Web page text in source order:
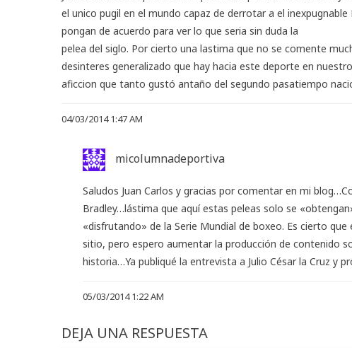
el unico pugil en el mundo capaz de derrotar a el
pongan de acuerdo para ver lo que seria sin duda la
pelea del siglo. Por cierto una lastima que no se comente
desinteres generalizado que hay hacia este deporte en
aficcion que tanto gustó antaño del segundo pasatiempo
04/03/2014 1:47 AM
micolumnadeportiva
Saludos Juan Carlos y gracias por comentar en mi
Bradley…lástima que aquí estas peleas solo se
«disfrutando» de la Serie Mundial de boxeo. Es cierto
sitio, pero espero aumentar la producción de contenido
historia…Ya publiqué la entrevista a Julio César la Cruz y
05/03/2014 1:22 AM
DEJA UNA RESPUESTA